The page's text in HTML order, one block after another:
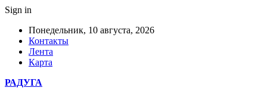
Sign in
Понедельник, 10 августа, 2026
Контакты
Лента
Карта
РАДУГА